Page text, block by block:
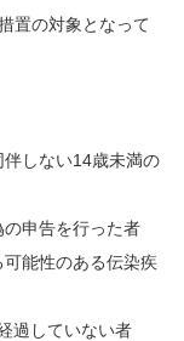
置の対象となって
しない14歳未満の
申告を行った者
能性のある伝染疾
過していない者